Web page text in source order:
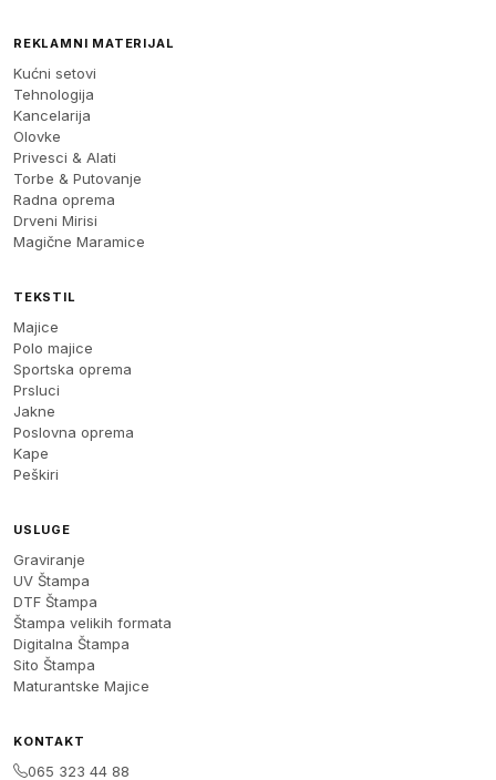
REKLAMNI MATERIJAL
Kućni setovi
Tehnologija
Kancelarija
Olovke
Privesci & Alati
Torbe & Putovanje
Radna oprema
Drveni Mirisi
Magične Maramice
TEKSTIL
Majice
Polo majice
Sportska oprema
Prsluci
Jakne
Poslovna oprema
Kape
Peškiri
USLUGE
Graviranje
UV Štampa
DTF Štampa
Štampa velikih formata
Digitalna Štampa
Sito Štampa
Maturantske Majice
KONTAKT
065 323 44 88